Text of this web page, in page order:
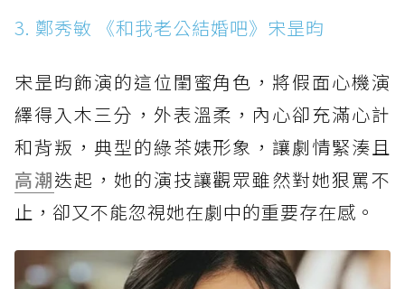
3. 鄭秀敏 《和我老公結婚吧》宋昰昀
宋昰昀飾演的這位閨蜜角色，將假面心機演
繹得入木三分，外表溫柔，內心卻充滿心計
和背叛，典型的綠茶婊形象，讓劇情緊湊且
高潮迭起，她的演技讓觀眾雖然對她狠罵不
止，卻又不能忽視她在劇中的重要存在感。